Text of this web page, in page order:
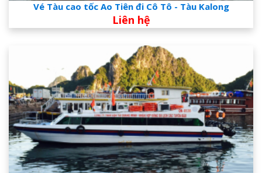
Vé Tàu cao tốc Ao Tiên đi Cô Tô - Tàu Kalong
Liên hệ